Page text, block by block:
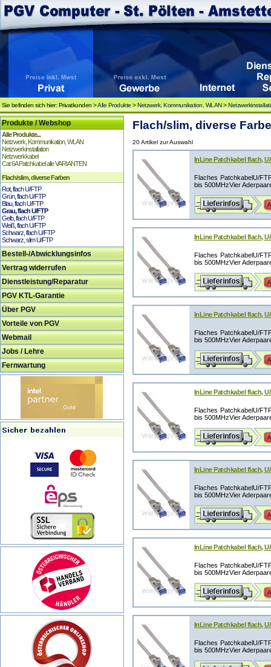
Sie befinden sich hier: Privatkunden >Alle Produkte >Netzwerk, Kommunikation, WLAN>
Produkte / Webshop
Alle Produkte...
Netzwerk, Kommunikation, WLAN
Netzwerkinstallation
Netzwerkkabel
Cat 6A Patchkabel alle VARIANTEN
Flach/slim, diverse Farben
Rot, flach U/FTP
Grün, flach U/FTP
Blau, flach U/FTP
Grau, flach U/FTP
Gelb, flach U/FTP
Weiß, flach U/FTP
Schwarz, flach U/FTP
Schwarz, slim U/FTP
Bestell-/Abwicklungsinfos
Vertrag widerrufen
Dienstleistung/Reparatur
PGV KTL-Garantie
Über PGV
Vorteile von PGV
Webmail
Jobs / Lehre
Fernwartung
Flach/slim, diverse
20 Artikel zur Auswahl
InLine Patchkabel flach,
Flaches PatchkabelU/
bis 500MHzVier
InLine Patchkabel flach,
Flaches PatchkabelU/
bis 500MHzVier
InLine Patchkabel flach,
Flaches PatchkabelU/
bis 500MHzVier
InLine Patchkabel flach,
Flaches PatchkabelU/
bis 500MHzVier
InLine Patchkabel flach,
Flaches PatchkabelU/
bis 500MHzVier
InLine Patchkabel flach,
Flaches PatchkabelU/
bis 500MHzVier
InLine Patchkabel flach,
Flaches PatchkabelU/
bis 500MHzVier